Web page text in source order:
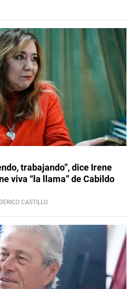
trabajando”, dice Irene
viva “la llama” de Cabildo
CASTILLO